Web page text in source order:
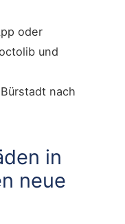
oder
und
nach
in
neue